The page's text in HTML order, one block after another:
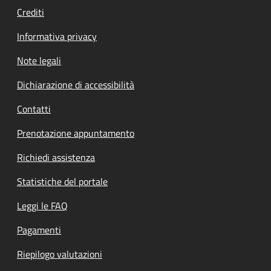
Crediti
Informativa privacy
Note legali
Dichiarazione di accessibilità
Contatti
Prenotazione appuntamento
Richiedi assistenza
Statistiche del portale
Leggi le FAQ
Pagamenti
Riepilogo valutazioni